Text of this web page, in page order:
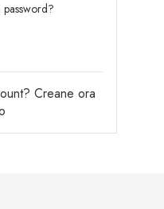
Creane ora